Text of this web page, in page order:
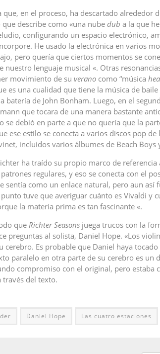
que, en el proceso, ha descartado alrededor
que describe como «una nube dub a la que
configurando un espacio electrónico,
He usado la electrónica en varios
pero quería que ciertos momentos se
nuestro lenguaje musical «. Otras
movimiento de su verano como “música
es una cualidad que tiene la música de
batería de John Bonham. Luego, en el
que tocara de una manera bastante
se debió en parte a que no quería que la
ese estilo se conecta a varios discos pop
incluidos varios álbumes de Beach Boys
ha traído su propio marco de
regulares, y eso se conecta con el
sentía como un enlace natural, pero aun
punto tuve que averiguar cuánto es Vivaldi y
la materia prima es tan fascinante «.
que Richter Seasons juega trucos con la
preguntas al solista, Daniel Hope. «Los
cerebro. Es probable que Daniel haya
paralelo en otra parte de su cerebro es un
compromiso con el original, pero estaba
través del texto.
Daniel Hope Las cuatro estaciones